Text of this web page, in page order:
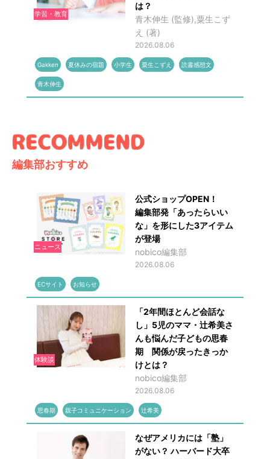
学習・教育
は？
青木伸生 (監修),粟生こず
え (著)
2026.08.06
Gakken 夏休みの宿題 小学生 粟生こずえ 読書感想文
青木伸生
編集部おすすめ
ニュース
公式ショップOPEN！
編集部発「あったらいい
な」を形にした3アイテム
が登場
nobico編集部
2026.08.06
ECサイト お知らせ
体験談
「2年間ほとんど会話な
し」5児のママ・辻希美さ
んも悩んだ子どもの思春
期 関係が戻ったきっか
けとは？
nobico編集部
2026.08.06
思春期 親子コミュニケーション 辻希美
なぜアメリカには「塾」
がない？ ハーバード大卒